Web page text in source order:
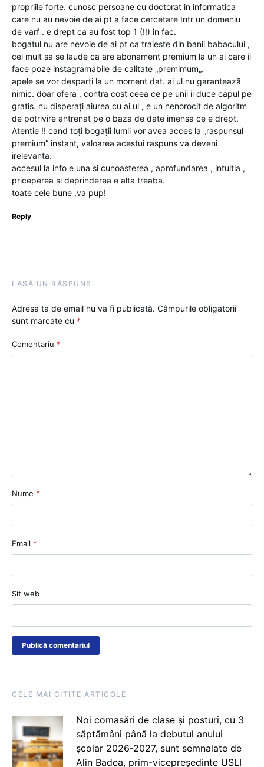
propriile forte. cunosc persoane cu doctorat in informatica
care nu au nevoie de ai pt a face cercetare Intr un domeniu
de varf . e drept ca au fost top 1 (!!) in fac.
bogatul nu are nevoie de ai pt ca traieste din banii babacului ,
cel mult sa se laude ca are abonament premium la un ai care ii
face poze instagramabile de calitate „premimum„.
apele se vor desparți la un moment dat. ai ul nu garantează
nimic. doar ofera , contra cost ceea ce pe unii ii duce capul pe
gratis. nu disperați aiurea cu ai ul , e un nenorocit de algoritm
de potrivire antrenat pe o baza de date imensa ce e drept.
Atentie !! cand toți bogații lumii vor avea acces la „raspunsul
premium” instant, valoarea acestui raspuns va deveni
irelevanta.
accesul la info e una si cunoasterea , aprofundarea , intuitia ,
priceperea și deprinderea e alta treaba.
toate cele bune ,va pup!
Reply
LASĂ UN RĂSPUNS
Adresa ta de email nu va fi publicată. Câmpurile obligatorii
sunt marcate cu *
Comentariu *
Nume *
Email *
Sit web
CELE MAI CITITE ARTICOLE
Noi comasări de clase și posturi, cu 3
săptămâni până la debutul anului
școlar 2026-2027, sunt semnalate de
Alin Badea, prim-vicepreședinte USLI